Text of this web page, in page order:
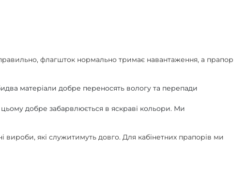
флагшток нормально тримає навантаження, а прапор
матеріали добре переносять вологу та перепади
добре забарвлюється в яскраві кольори. Ми
вироби, які служитимуть довго. Для кабінетних прапорів ми